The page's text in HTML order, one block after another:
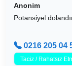
Anonim
Potansiyel
0216 205 04
Taciz / Rahatsız